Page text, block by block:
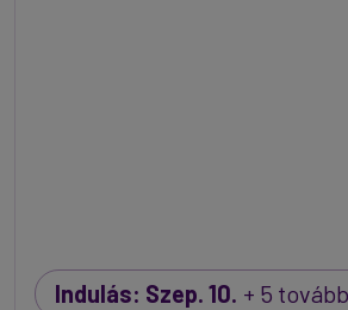
Indulás: Szep. 10. + 5